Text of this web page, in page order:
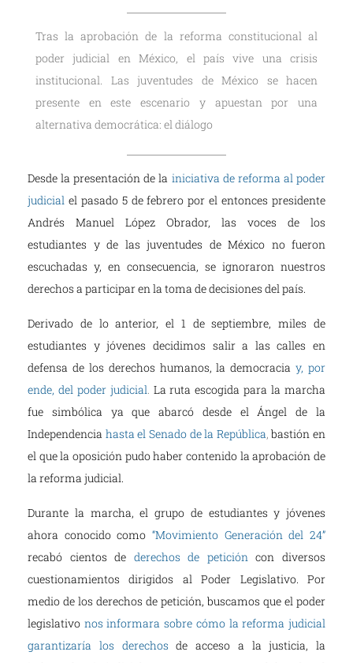
Tras la aprobación de la reforma constitucional al
poder judicial en México, el país vive una crisis
institucional. Las juventudes de México se hacen
presente en este escenario y apuestan por una
alternativa democrática: el diálogo
Desde la presentación de la iniciativa de reforma al poder
judicial el pasado 5 de febrero por el entonces presidente
Andrés Manuel López Obrador, las voces de los
estudiantes y de las juventudes de México no fueron
escuchadas y, en consecuencia, se ignoraron nuestros
derechos a participar en la toma de decisiones del país.
Derivado de lo anterior, el 1 de septiembre, miles de
estudiantes y jóvenes decidimos salir a las calles en
defensa de los derechos humanos, la democracia y, por
ende, del poder judicial. La ruta escogida para la marcha
fue simbólica ya que abarcó desde el Ángel de la
Independencia hasta el Senado de la República,bastión en
el que la oposición pudo haber contenido la aprobación de
la reforma judicial.
Durante la marcha, el grupo de estudiantes y jóvenes
ahora conocido como “Movimiento Generación del 24”
recabó cientos de derechos de petición con diversos
cuestionamientos dirigidos al Poder Legislativo. Por
medio de los derechos de petición, buscamos que el poder
legislativo nos informara sobre cómo la reforma judicial
garantizaría los derechos de acceso a la justicia, la